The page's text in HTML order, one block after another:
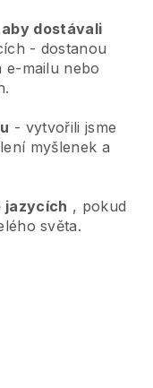
dostávali
- dostanou
mailu nebo
- vytvořili jsme
myšlenek a
jazycích , pokud
světa.